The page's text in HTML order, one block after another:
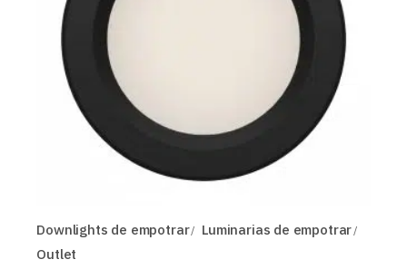
Downlights de empotrar
Luminarias de empotrar
Outlet